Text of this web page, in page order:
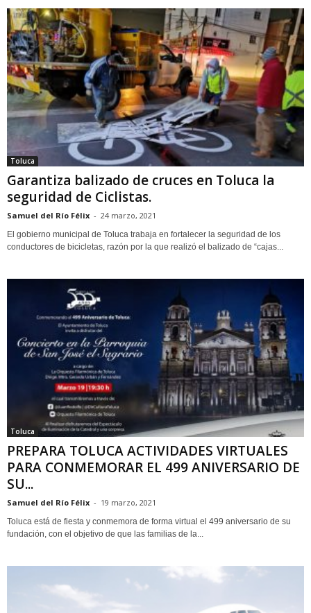
Toluca
Garantiza balizado de cruces en Toluca la
seguridad de Ciclistas.
Samuel del Río Félix - 24 marzo, 2021
El gobierno municipal de Toluca trabaja en fortalecer la seguridad de los
conductores de bicicletas, razón por la que realizó el balizado de “cajas...
Toluca
PREPARA TOLUCA ACTIVIDADES VIRTUALES
PARA CONMEMORAR EL 499 ANIVERSARIO DE
SU...
Samuel del Río Félix - 19 marzo, 2021
Toluca está de fiesta y conmemora de forma virtual el 499 aniversario de su
fundación, con el objetivo de que las familias de la...